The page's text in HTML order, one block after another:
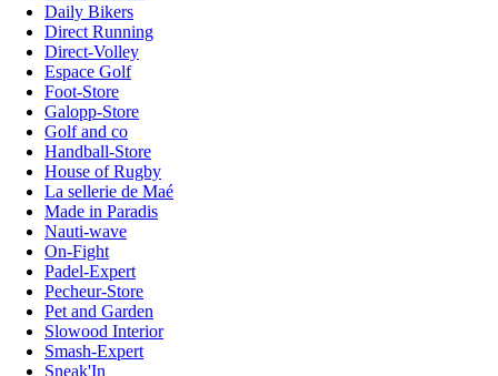
Daily Bikers
Direct Running
Direct-Volley
Espace Golf
Foot-Store
Galopp-Store
Golf and co
Handball-Store
House of Rugby
La sellerie de Maé
Made in Paradis
Nauti-wave
On-Fight
Padel-Expert
Pecheur-Store
Pet and Garden
Slowood Interior
Smash-Expert
Sneak'In